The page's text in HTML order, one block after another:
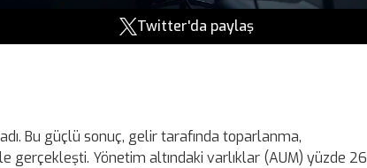
Twitter'da paylaş
Bu güçlü sonuç, gelir tarafında toparlanma,
Yönetim altındaki varlıklar (AUM) yüzde 26